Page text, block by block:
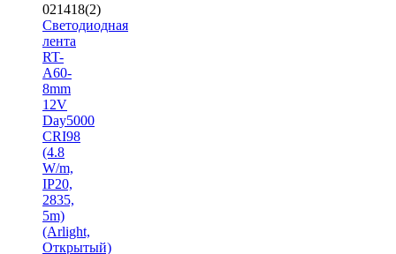
021418(2)
Светодиодная
лента
RT-
A60-
8mm
12V
Day5000
CRI98
(4.8
W/m,
IP20,
2835,
5m)
(Arlight,
Открытый)